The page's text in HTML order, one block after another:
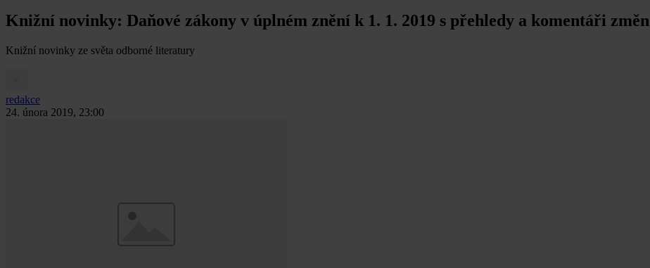
Knižní novinky: Daňové zákony v úplném znění k 1. 1. 2019 s přehledy a komentáři změn
Knižní novinky ze světa odborné literatury
redakce
24. února 2019, 23:00